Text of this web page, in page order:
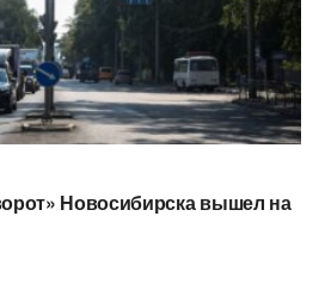
Новосибирска вышел на